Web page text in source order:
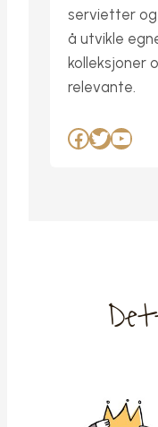
servietter og
å utvikle
kolleksjoner
relevante.
Facebook Twitter YouTube